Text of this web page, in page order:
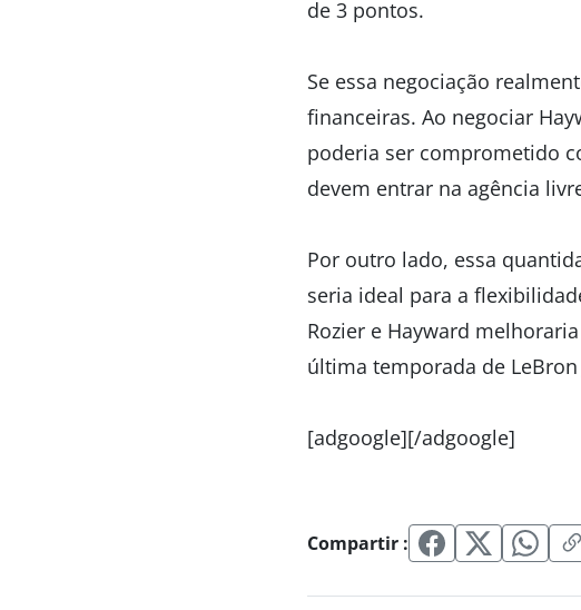
de 3 pontos.
Se essa negociação
financeiras. Ao negociar
poderia ser comprometido
devem entrar na agência
Por outro lado, essa
seria ideal para a
Rozier e Hayward
última temporada de LeBron
[adgoogle][/adgoogle]
Compartir :